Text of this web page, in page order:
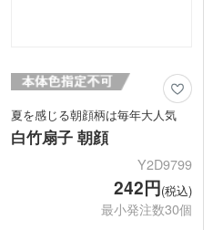
夏を感じる朝顔柄は毎年大人気
白竹扇子 朝顔
Y2D9799
242円(税込)
最小発注数30個